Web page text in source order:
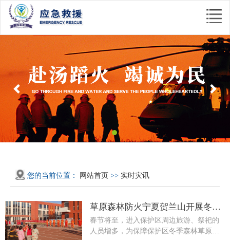
Previous
您的当前位置： 网站首页 >> 实时灾讯
草原森林防火宁夏贺兰山开展冬季
森林草原防火宣传“五进”活动
春节将至，进入保护区周边旅游、祭祀的
人员增多，为保障保护区冬季森林草原防